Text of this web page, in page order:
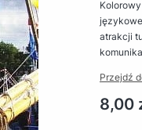
atrakcji
Przejdź
Cena
8,00